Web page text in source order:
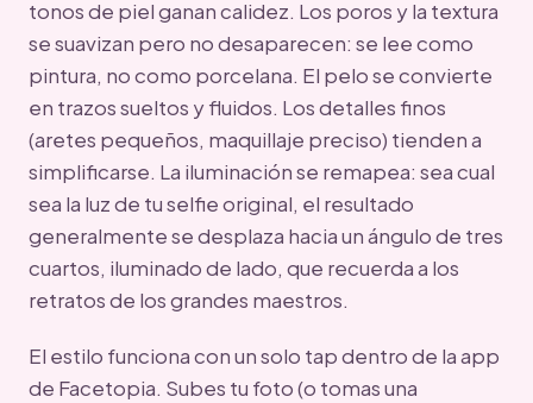
tonos de piel ganan calidez. Los poros y la textura
se suavizan pero no desaparecen: se lee como
pintura, no como porcelana. El pelo se convierte
en trazos sueltos y fluidos. Los detalles finos
(aretes pequeños, maquillaje preciso) tienden a
simplificarse. La iluminación se remapea: sea cual
sea la luz de tu selfie original, el resultado
generalmente se desplaza hacia un ángulo de tres
cuartos, iluminado de lado, que recuerda a los
retratos de los grandes maestros.
El estilo funciona con un solo tap dentro de la app
de Facetopia. Subes tu foto (o tomas una